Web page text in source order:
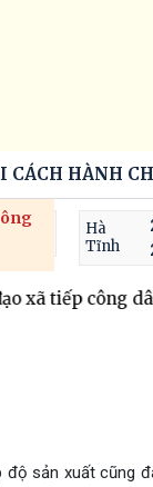
CÁCH HÀNH
Hà
Tĩnh
xã tiếp công
sản xuất cũng